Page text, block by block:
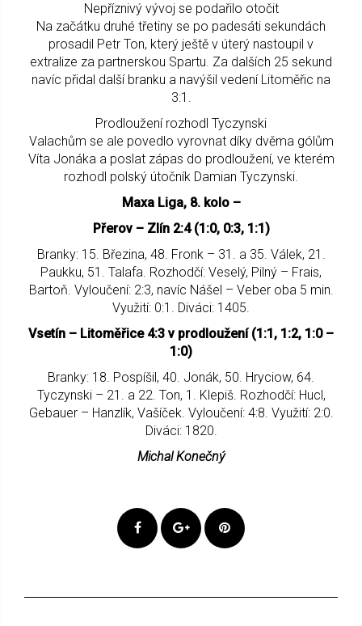
Nepříznivý vývoj se podařilo otočit
Na začátku druhé třetiny se po padesáti sekundách
prosadil Petr Ton, který ještě v úterý nastoupil v
extralize za partnerskou Spartu. Za dalších 25 sekund
navíc přidal další branku a navýšil vedení Litoměřic na
3:1.
Prodloužení rozhodl Tyczynski
Valachům se ale povedlo vyrovnat díky dvěma gólům
Víta Jonáka a poslat zápas do prodloužení, ve kterém
rozhodl polský útočník Damian Tyczynski.
Maxa Liga, 8. kolo –
Přerov – Zlín 2:4 (1:0, 0:3, 1:1)
Branky: 15. Březina, 48. Fronk – 31. a 35. Válek, 21.
Paukku, 51. Talafa. Rozhodčí: Veselý, Pilný – Frais,
Bartoň. Vyloučení: 2:3, navíc Nášel – Veber oba 5 min.
Využití: 0:1. Diváci: 1405.
Vsetín – Litoměřice 4:3 v prodloužení (1:1, 1:2, 1:0 –
1:0)
Branky: 18. Pospíšil, 40. Jonák, 50. Hryciow, 64.
Tyczynski – 21. a 22. Ton, 1. Klepiš. Rozhodčí: Hucl,
Gebauer – Hanzlík, Vašíček. Vyloučení: 4:8. Využití: 2:0.
Diváci: 1820.
Michal Konečný